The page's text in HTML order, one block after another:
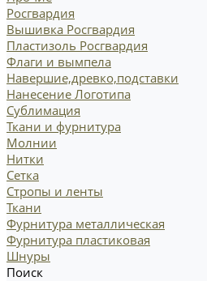
Росгвардия
Вышивка Росгвардия
Пластизоль Росгвардия
Флаги и вымпела
Навершие,древко,подставки
Нанесение Логотипа
Сублимация
Ткани и фурнитура
Молнии
Нитки
Сетка
Стропы и ленты
Ткани
Фурнитура металлическая
Фурнитура пластиковая
Шнуры
Поиск